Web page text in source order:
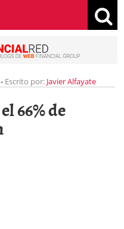
- Escrito por: Javier Alfayate
66% de